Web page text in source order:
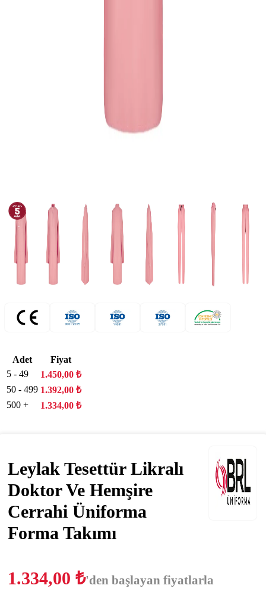
Adet
Fiyat
5 - 49
1.450,00 ₺
50 - 499 1.392,00 ₺
500 +
1.334,00 ₺
Leylak Tesettür Likralı
Doktor Ve Hemşire
Cerrahi Üniforma
Forma Takımı
1.334,00 ₺'den başlayan fiyatlarla